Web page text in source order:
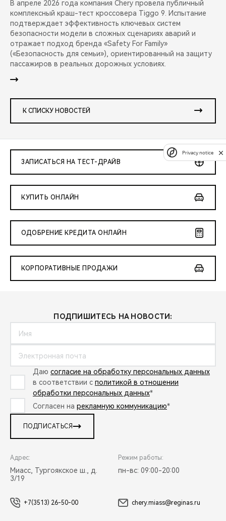
В апреле 2026 года компания Chery провела публичный
комплексный краш-тест кроссовера Tiggo 9. Испытание
подтверждает эффективность ключевых систем
безопасности модели в сложных сценариях аварий и
отражает подход бренда «Safety For Family»
(«Безопасность для семьи»), ориентированный на защиту
пассажиров в реальных дорожных условиях.
К СПИСКУ НОВОСТЕЙ
ЗАПИСАТЬСЯ НА ТЕСТ-ДРАЙВ
КУПИТЬ ОНЛАЙН
ОДОБРЕНИЕ КРЕДИТА ОНЛАЙН
КОРПОРАТИВНЫЕ ПРОДАЖИ
ПОДПИШИТЕСЬ НА НОВОСТИ:
Даю согласие на обработку персональных данных
в соответствии с политикой в отношении
обработки персональных данных*
Согласен на рекламную коммуникацию*
ПОДПИСАТЬСЯ
Адрес:
Миасс, Тургоякское ш., д.
3/19
Режим работы:
пн-вс: 09:00-20:00
+7(3513) 26-50-00 chery.miass@reginas.ru
Privacy notice